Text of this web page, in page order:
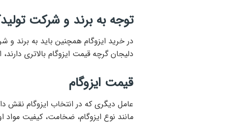
توجه به برند و شرکت
در خرید ایزوگام همچنین باید به برند و
دلیجان گرچه قیمت ایزوگام بالاتری
قیمت ایزوگام
عامل دیگری که در انتخاب ایزوگام نقش
مانند نوع ایزوگام، ضخامت، کیفیت مواد